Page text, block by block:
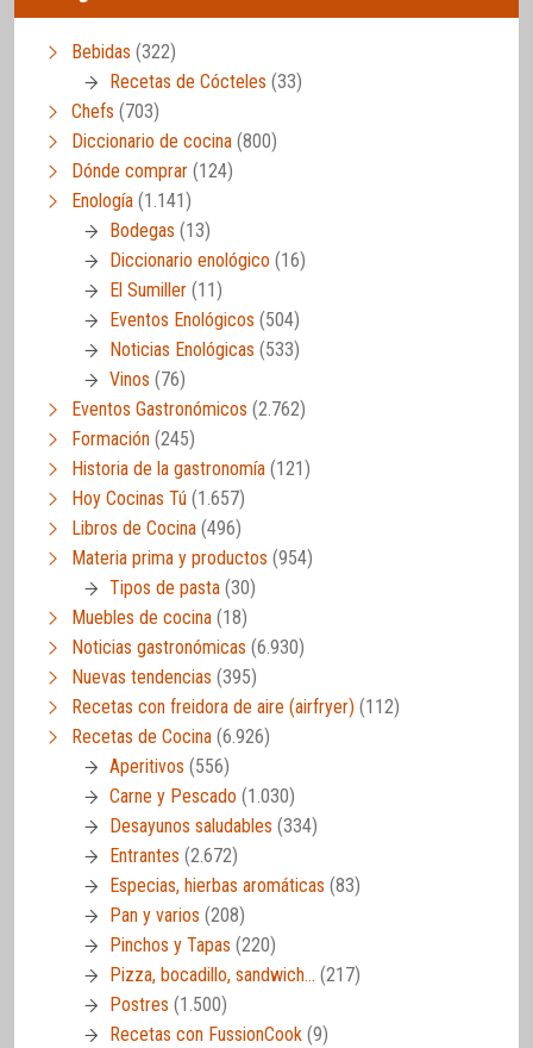
Bebidas (322)
Recetas de Cócteles (33)
Chefs (703)
Diccionario de cocina (800)
Dónde comprar (124)
Enología (1.141)
Bodegas (13)
Diccionario enológico (16)
El Sumiller (11)
Eventos Enológicos (504)
Noticias Enológicas (533)
Vinos (76)
Eventos Gastronómicos (2.762)
Formación (245)
Historia de la gastronomía (121)
Hoy Cocinas Tú (1.657)
Libros de Cocina (496)
Materia prima y productos (954)
Tipos de pasta (30)
Muebles de cocina (18)
Noticias gastronómicas (6.930)
Nuevas tendencias (395)
Recetas con freidora de aire (airfryer) (112)
Recetas de Cocina (6.926)
Aperitivos (556)
Carne y Pescado (1.030)
Desayunos saludables (334)
Entrantes (2.672)
Especias, hierbas aromáticas (83)
Pan y varios (208)
Pinchos y Tapas (220)
Pizza, bocadillo, sandwich… (217)
Postres (1.500)
Recetas con FussionCook (9)